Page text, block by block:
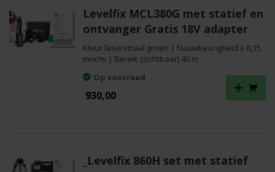
Levelfix MCL380G met statief en
ontvanger Gratis 18V adapter
Kleur laserstraal groen | Nauwkeurigheid ± 0,15
mm/m | Bereik (zichtbaar) 40 m
Op voorraad
930,00
_Levelfix 860H set met statief